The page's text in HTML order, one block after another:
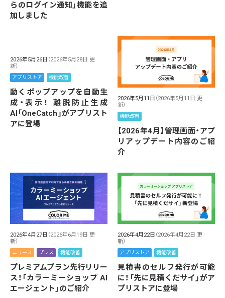
らのログイン通知」機能を追
加しました
2026年5月26日 （2026年5月28日 更
新）
アプリストア 機能改善
動くポップアップを自動生
成・表示！ 離脱防止生成
AI「OneCatch」がアプリスト
アに登場
2026年5月11日 （2026年5月11日 更
新）
機能改善
【2026年4月】管理画面・アプ
リアップデート内容のご紹
介
2026年4月27日 （2026年6月19日 更
新）
ニュース プレス 機能改善
プレミアムプラン先行リリー
ス！「カラーミーショップ AI
エージェント」のご紹介
2026年4月22日 （2026年4月22日 更
新）
アプリストア 機能改善
見積書のセルフ発行が可能
に！「先に見積くだサイ」がア
プリストアに登場